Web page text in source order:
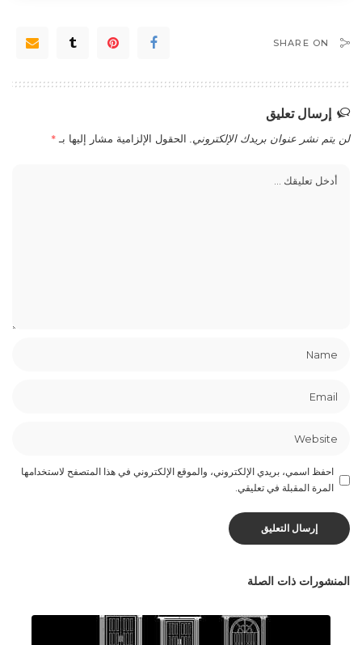
SHARE ON
إرسال تعليق
لن يتم نشر عنوان بريدك الإلكتروني. الحقول الإلزامية مشار إليها بـ*
احفظ اسمي، بريدي الإلكتروني، والموقع الإلكتروني في هذا المتصفح لاستخدامها
المرة المقبلة في تعليقي.
المنشورات ذات الصلة